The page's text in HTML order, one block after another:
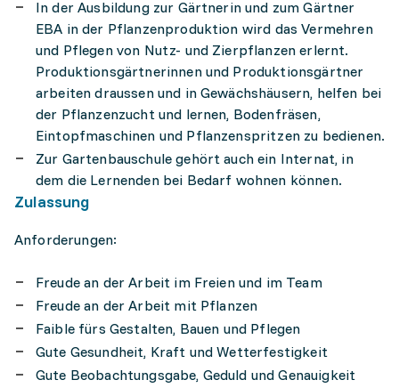
In der Ausbildung zur Gärtnerin und zum Gärtner
EBA in der Pflanzenproduktion wird das Vermehren
und Pflegen von Nutz- und Zierpflanzen erlernt.
Produktionsgärtnerinnen und Produktionsgärtner
arbeiten draussen und in Gewächshäusern, helfen bei
der Pflanzenzucht und lernen, Bodenfräsen,
Eintopfmaschinen und Pflanzenspritzen zu bedienen.
Zur Gartenbauschule gehört auch ein Internat, in
dem die Lernenden bei Bedarf wohnen können.
Zulassung
Anforderungen:
Freude an der Arbeit im Freien und im Team
Freude an der Arbeit mit Pflanzen
Faible fürs Gestalten, Bauen und Pflegen
Gute Gesundheit, Kraft und Wetterfestigkeit
Gute Beobachtungsgabe, Geduld und Genauigkeit